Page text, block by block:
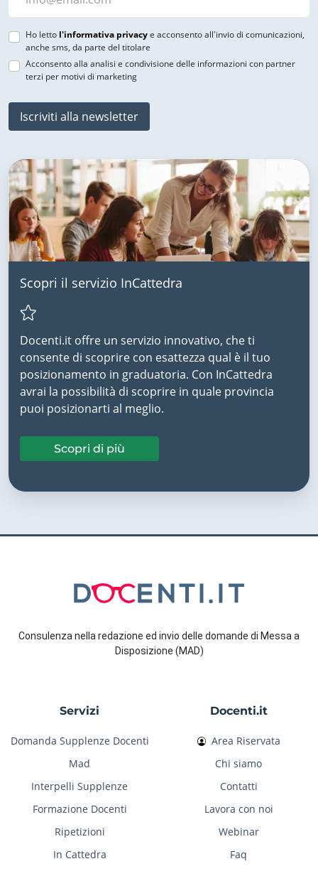
Ho letto l'informativa privacye acconsento all'invio di comunicazioni,
anche sms, da parte del titolare
Acconsento alla analisi e condivisione delle informazioni con partner
terzi per motivi di marketing
Iscriviti alla newsletter
Scopri il servizio InCattedra
Docenti.it offre un servizio innovativo, che ti
consente di scoprire con esattezza qual è il tuo
posizionamento in graduatoria. Con InCattedra
avrai la possibilità di scoprire in quale provincia
puoi posizionarti al meglio.
Scopri di più
Consulenza nella redazione ed invio delle domande di Messa a
Disposizione (MAD)
Servizi
Domanda Supplenze Docenti
Mad
Interpelli Supplenze
Formazione Docenti
Ripetizioni
In Cattedra
Docenti.it
Area Riservata
Chi siamo
Contatti
Lavora con noi
Webinar
Faq